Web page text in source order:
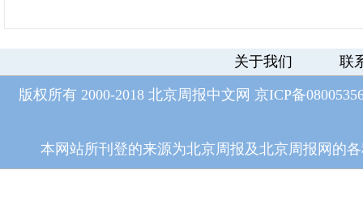
关于我们 联
版权所有 2000-2018 北京周报中文网 京ICP备
本网站所刊登的来源为北京周报及北京周报网的